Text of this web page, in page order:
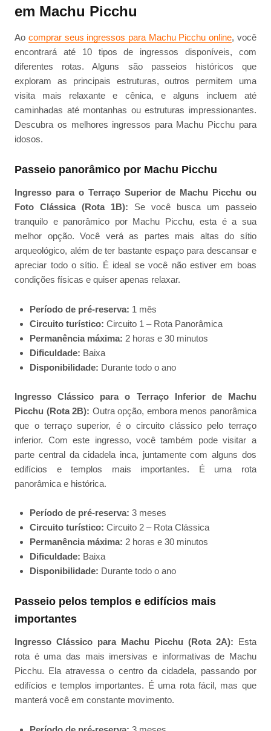
em Machu Picchu
Ao comprar seus ingressos para Machu Picchu online, você
encontrará até 10 tipos de ingressos disponíveis, com
diferentes rotas. Alguns são passeios históricos que
exploram as principais estruturas, outros permitem uma
visita mais relaxante e cênica, e alguns incluem até
caminhadas até montanhas ou estruturas impressionantes.
Descubra os melhores ingressos para Machu Picchu para
idosos.
Passeio panorâmico por Machu Picchu
Ingresso para o Terraço Superior de Machu Picchu ou
Foto Clássica (Rota 1B): Se você busca um passeio
tranquilo e panorâmico por Machu Picchu, esta é a sua
melhor opção. Você verá as partes mais altas do sítio
arqueológico, além de ter bastante espaço para descansar e
apreciar todo o sítio. É ideal se você não estiver em boas
condições físicas e quiser apenas relaxar.
Período de pré-reserva: 1 mês
Circuito turístico: Circuito 1 – Rota Panorâmica
Permanência máxima: 2 horas e 30 minutos
Dificuldade: Baixa
Disponibilidade: Durante todo o ano
Ingresso Clássico para o Terraço Inferior de Machu
Picchu (Rota 2B): Outra opção, embora menos panorâmica
que o terraço superior, é o circuito clássico pelo terraço
inferior. Com este ingresso, você também pode visitar a
parte central da cidadela inca, juntamente com alguns dos
edifícios e templos mais importantes. É uma rota
panorâmica e histórica.
Período de pré-reserva: 3 meses
Circuito turístico: Circuito 2 – Rota Clássica
Permanência máxima: 2 horas e 30 minutos
Dificuldade: Baixa
Disponibilidade: Durante todo o ano
Passeio pelos templos e edifícios mais
importantes
Ingresso Clássico para Machu Picchu (Rota 2A): Esta
rota é uma das mais imersivas e informativas de Machu
Picchu. Ela atravessa o centro da cidadela, passando por
edifícios e templos importantes. É uma rota fácil, mas que
manterá você em constante movimento.